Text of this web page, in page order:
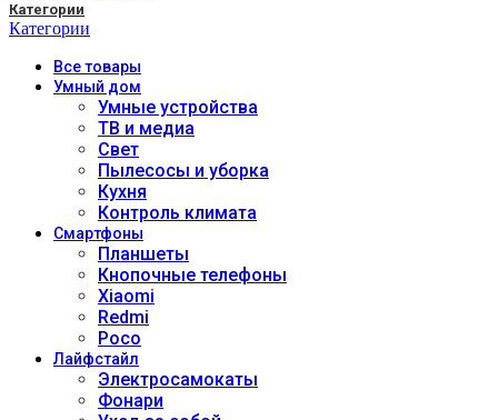
Категории
Категории
Всетовары
Умный дом
Умные устройства
ТВ и медиа
Свет
Пылесосы и уборка
Кухня
Контроль климата
Смартфоны
Планшеты
Кнопочные телефоны
Xiaomi
Redmi
Poco
Лайфстайл
Электросамокаты
Фонари